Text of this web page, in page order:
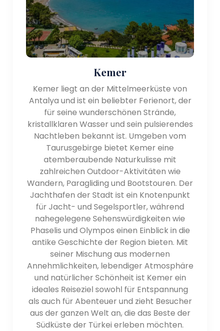
Kemer
Kemer liegt an der Mittelmeerküste von
Antalya und ist ein beliebter Ferienort, der
für seine wunderschönen Strände,
kristallklaren Wasser und sein pulsierendes
Nachtleben bekannt ist. Umgeben vom
Taurusgebirge bietet Kemer eine
atemberaubende Naturkulisse mit
zahlreichen Outdoor-Aktivitäten wie
Wandern, Paragliding und Bootstouren. Der
Jachthafen der Stadt ist ein Knotenpunkt
für Jacht- und Segelsportler, während
nahegelegene Sehenswürdigkeiten wie
Phaselis und Olympos einen Einblick in die
antike Geschichte der Region bieten. Mit
seiner Mischung aus modernen
Annehmlichkeiten, lebendiger Atmosphäre
und natürlicher Schönheit ist Kemer ein
ideales Reiseziel sowohl für Entspannung
als auch für Abenteuer und zieht Besucher
aus der ganzen Welt an, die das Beste der
Südküste der Türkei erleben möchten.